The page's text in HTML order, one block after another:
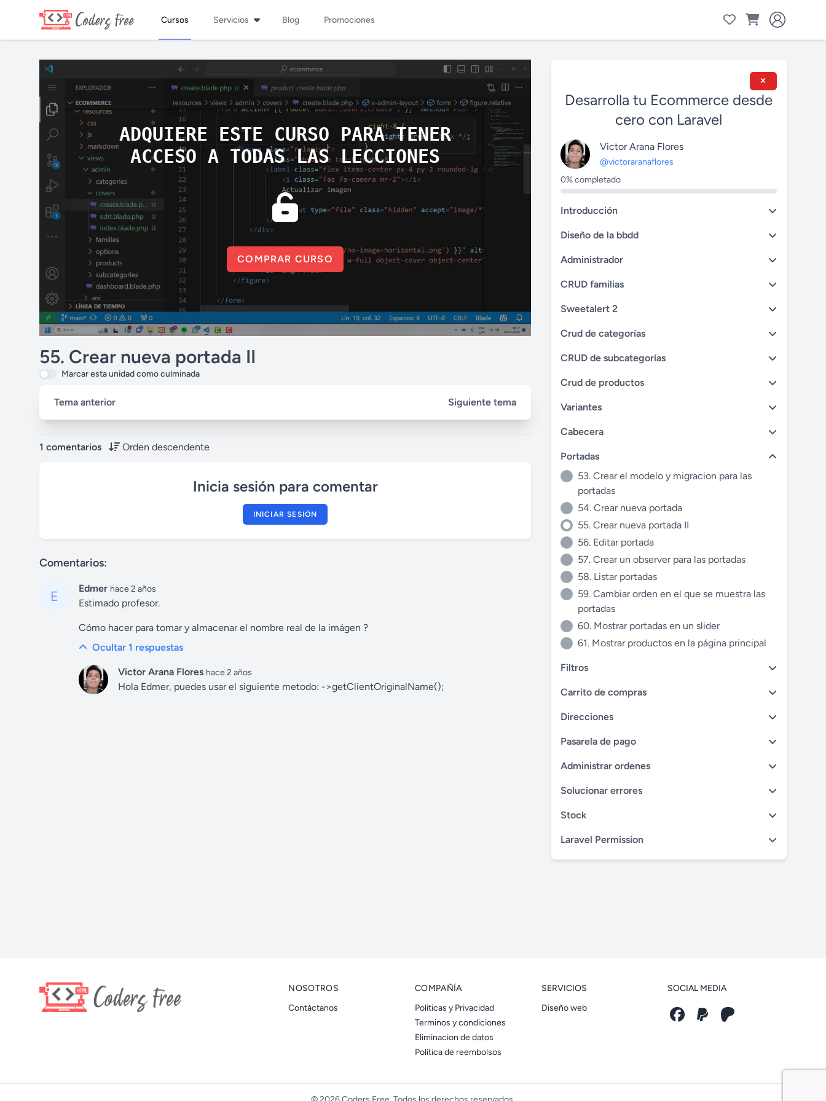
Cursos Servicios Blog Promociones
ADQUIERE ESTE CURSO PARA TENER
ACCESO A TODAS LAS LECCIONES
COMPRAR CURSO
55. Crear nueva portada II
Marcar esta unidad como culminada
Tema anterior Siguiente tema
1 comentarios Orden descendente
Inicia sesión para comentar
INICIAR SESIÓN
Comentarios:
Edmer hace 2 años
Estimado profesor.
Cómo hacer para tomar y almacenar el nombre real de la imágen ?
Ocultar 1 respuestas
Victor Arana Flores hace 2 años
Hola Edmer, puedes usar el siguiente metodo: ->getClientOriginalName();
Desarrolla tu Ecommerce desde
cero con Laravel
Victor Arana Flores
@victoraranaflores
0% completado
Introducción
Diseño de la bbdd
Administrador
CRUD familias
Sweetalert 2
Crud de categorías
CRUD de subcategorías
Crud de productos
Variantes
Cabecera
Portadas
53. Crear el modelo y migracion para las
portadas
54. Crear nueva portada
55. Crear nueva portada II
56. Editar portada
57. Crear un observer para las portadas
58. Listar portadas
59. Cambiar orden en el que se muestra las
portadas
60. Mostrar portadas en un slider
61. Mostrar productos en la página principal
Filtros
Carrito de compras
Direcciones
Pasarela de pago
Administrar ordenes
Solucionar errores
Stock
Laravel Permission
NOSOTROS
Contáctanos
COMPAÑÍA
Politicas y Privacidad
Terminos y condiciones
Eliminacion de datos
Política de reembolsos
SERVICIOS
Diseño web
SOCIAL MEDIA